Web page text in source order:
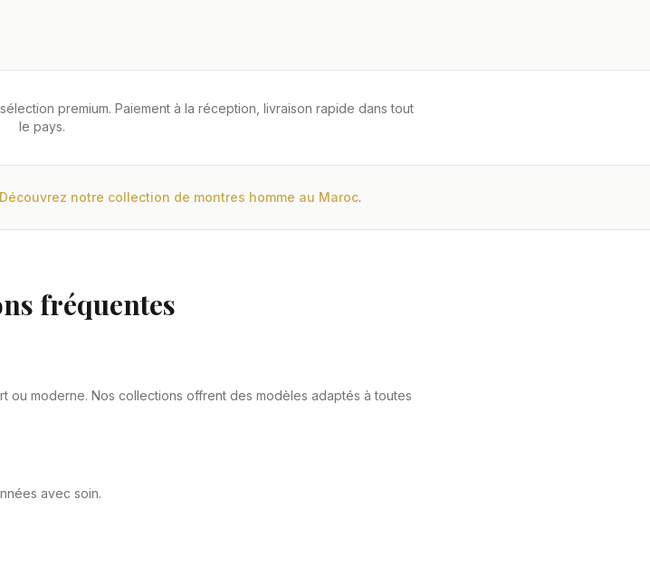
premium. Paiement à la réception, livraison rapide dans tout
le pays.
Découvrez notre collection de montres homme au Maroc.
fréquentes
ou moderne. Nos collections offrent des modèles adaptés à toutes
avec soin.